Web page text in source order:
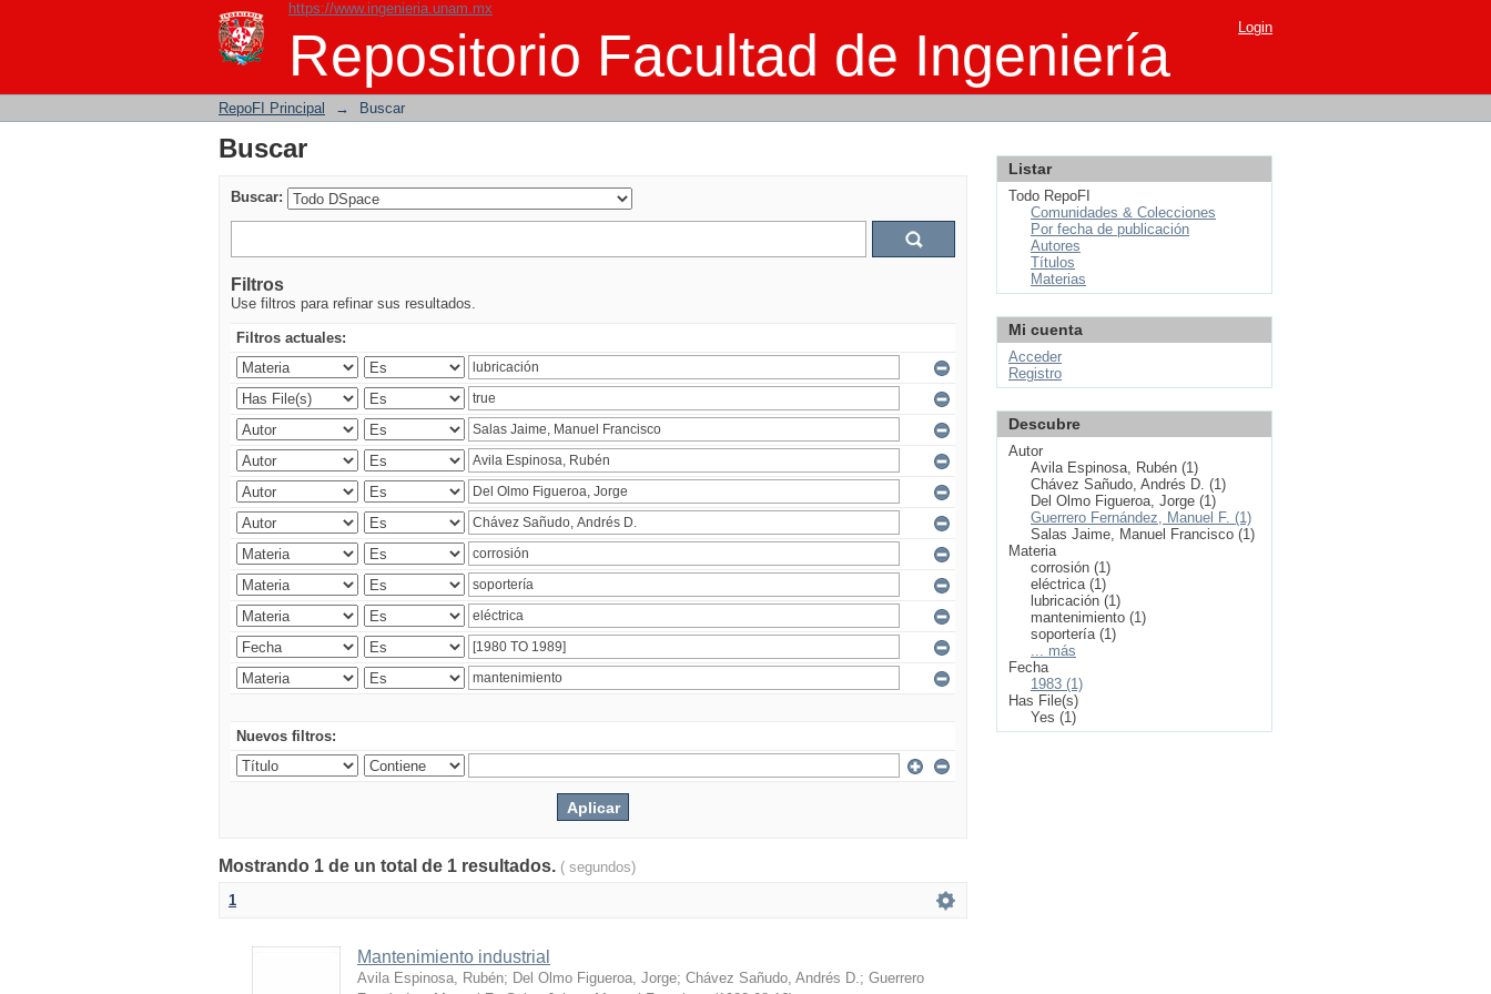
https://www.ingenieria.unam.mx
Repositorio Facultad de Ingeniería
Buscar Login
RepoFI Principal → Buscar
Buscar
Buscar:
Filtros
Use filtros para refinar sus resultados.
Filtros actuales:
Nuevos filtros:
Mostrando 1 de un total de 1 resultados. ( segundos)
1
Mantenimiento industrial
Avila Espinosa, Rubén; Del Olmo Figueroa, Jorge; Chávez Sañudo, Andrés D.; Guerrero
Listar
Todo RepoFI
Comunidades & Colecciones
Por fecha de publicación
Autores
Títulos
Materias
Mi cuenta
Acceder
Registro
Descubre
Autor
Avila Espinosa, Rubén (1)
Chávez Sañudo, Andrés D. (1)
Del Olmo Figueroa, Jorge (1)
Guerrero Fernández, Manuel F. (1)
Salas Jaime, Manuel Francisco (1)
Materia
corrosión (1)
eléctrica (1)
lubricación (1)
mantenimiento (1)
soportería (1)
... más
Fecha
1983 (1)
Has File(s)
Yes (1)